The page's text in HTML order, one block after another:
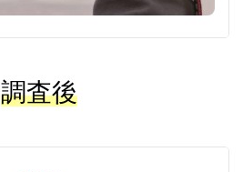
調査後